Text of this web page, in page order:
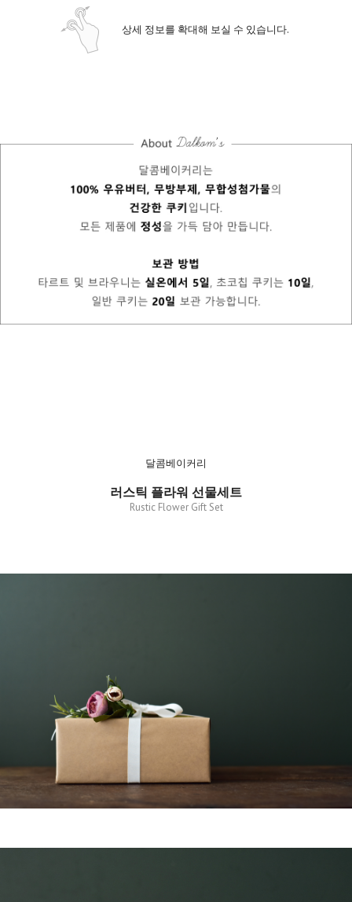
상세 정보를 확대해 보실 수 있습니다.
달콤베이커리
러스틱 플라워 선물세트
Rustic Flower Gift Set